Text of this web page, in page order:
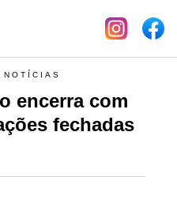
NOTÍCIAS
encerra com
fechadas